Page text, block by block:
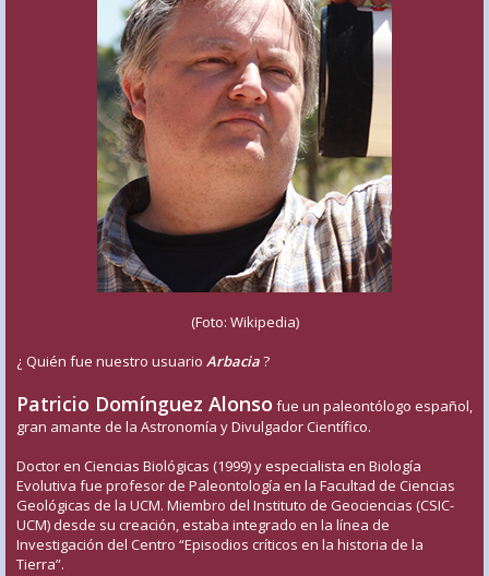
(Foto: Wikipedia)
¿ Quién fue nuestro usuario Arbacia?
Patricio Domínguez Alonso fue un paleontólogo español,
gran amante de la Astronomía y Divulgador Científico.
Doctor en Ciencias Biológicas (1999) y especialista en Biología
Evolutiva fue profesor de Paleontología en la Facultad de Ciencias
Geológicas de la UCM. Miembro del Instituto de Geociencias (CSIC-
UCM) desde su creación, estaba integrado en la línea de
Investigación del Centro “Episodios críticos en la historia de la
Tierra”.